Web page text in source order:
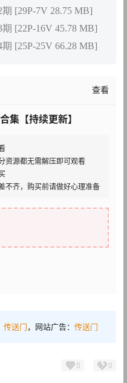
[29P-7V 28.75 MB]
[22P-16V 45.78 MB]
[25P-25V 66.28 MB]
查看
集【持续更新】
资源都无需解压即可观看
不齐，购买前请做好心理准备
传送门，网站广告： 传送门
0 0